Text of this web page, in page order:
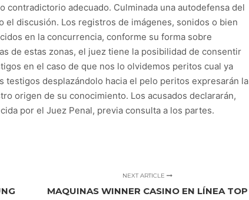
contradictorio adecuado. Culminada una autodefensa del
el discusión. Los registros de imágenes, sonidos o bien
en la concurrencia, conforme su forma sobre
de estas zonas, el juez tiene la posibilidad de consentir
en el caso de que nos lo olvidemos peritos cual ya
testigos desplazándolo hacia el pelo peritos expresarán la
origen de su conocimiento. Los acusados declararán,
por el Juez Penal, previa consulta a los partes.
NEXT ARTICLE
MAQUINAS WINNER CASINO EN LÍNEA TOP